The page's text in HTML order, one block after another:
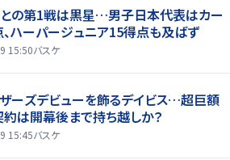
の第1戦は黒星…男子日本代表はカー
ハーパージュニア15得点も及ばず
15:50バスケ
ーズデビューを飾るデイビス…超巨額
は開幕後まで持ち越しか？
15:45バスケ